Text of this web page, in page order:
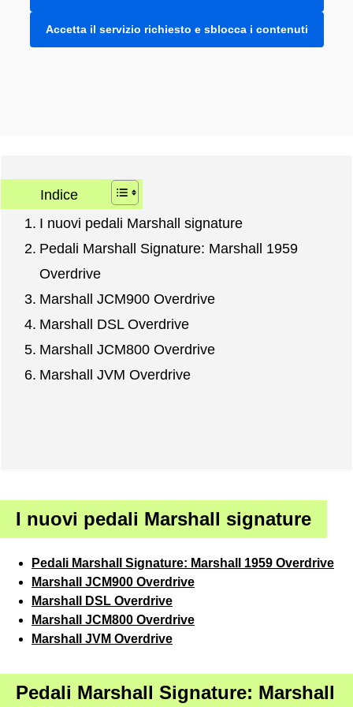
Accetta il servizio richiesto e sblocca i contenuti
Indice
I nuovi pedali Marshall signature
Pedali Marshall Signature: Marshall 1959
Overdrive
Marshall JCM900 Overdrive
Marshall DSL Overdrive
Marshall JCM800 Overdrive
Marshall JVM Overdrive
I nuovi pedali Marshall signature
Pedali Marshall Signature: Marshall 1959 Overdrive
Marshall JCM900 Overdrive
Marshall DSL Overdrive
Marshall JCM800 Overdrive
Marshall JVM Overdrive
Pedali Marshall Signature: Marshall